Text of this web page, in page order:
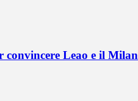
convincere Leao e il Milan